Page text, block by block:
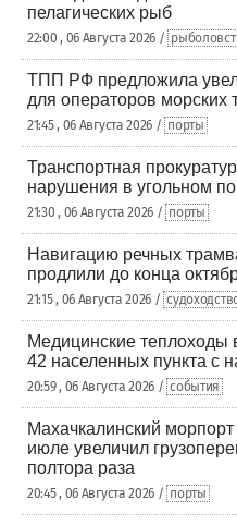
пелагических рыб
22:00 , 06 Августа 2026 /
ТПП РФ предложила
для операторов морских
21:45 , 06 Августа 2026 / порты
Транспортная
нарушения в угольном
21:30 , 06 Августа 2026 / порты
Навигацию речных
продлили до конца
21:15 , 06 Августа 2026 /
Медицинские теплоходы
42 населенных пункта с
20:59 , 06 Августа 2026 / события
Махачкалинский
июле увеличил
полтора раза
20:45 , 06 Августа 2026 / порты